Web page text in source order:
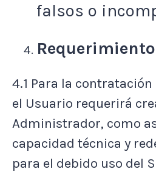
falsos o
4.1 Para la
el Usuario requerirá
Administrador, como
capacidad técnica y
para el debido uso del